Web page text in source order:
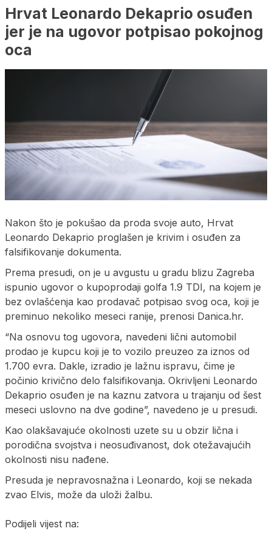
Hrvat Leonardo Dekaprio osuđen
jer je na ugovor potpisao pokojnog
oca
Nakon što je pokušao da proda svoje auto, Hrvat
Leonardo Dekaprio proglašen je krivim i osuđen za
falsifikovanje dokumenta.
Prema presudi, on je u avgustu u gradu blizu Zagreba
ispunio ugovor o kupoprodaji golfa 1.9 TDI, na kojem je
bez ovlašćenja kao prodavač potpisao svog oca, koji je
preminuo nekoliko meseci ranije, prenosi Danica.hr.
“Na osnovu tog ugovora, navedeni lični automobil
prodao je kupcu koji je to vozilo preuzeo za iznos od
1.700 evra. Dakle, izradio je lažnu ispravu, čime je
počinio krivično delo falsifikovanja. Okrivljeni Leonardo
Dekaprio osuđen je na kaznu zatvora u trajanju od šest
meseci uslovno na dve godine”, navedeno je u presudi.
Kao olakšavajuće okolnosti uzete su u obzir lična i
porodična svojstva i neosuđivanost, dok otežavajućih
okolnosti nisu nađene.
Presuda je nepravosnažna i Leonardo, koji se nekada
zvao Elvis, može da uloži žalbu.
Podijeli vijest na: